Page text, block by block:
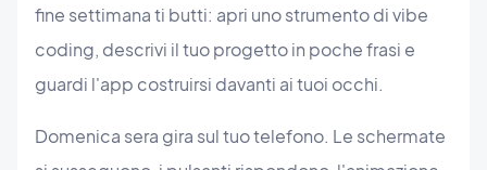
fine settimana ti butti: apri uno strumento di vibe
coding, descrivi il tuo progetto in poche frasi e
guardi l'app costruirsi davanti ai tuoi occhi.
Domenica sera gira sul tuo telefono. Le schermate